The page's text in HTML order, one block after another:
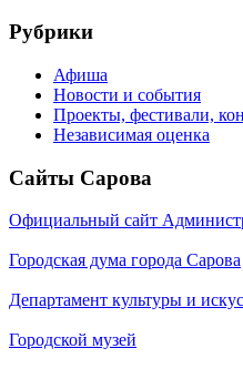
Рубрики
Афиша
Новости и события
Проекты, фестивали,
Независимая оценка
Сайты Сарова
Официальный сайт
Городская дума города Сарова
Департамент культуры и
Городской музей